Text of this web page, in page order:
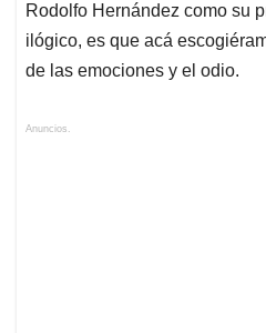
Rodolfo Hernández como su
ilógico, es que acá
de las emociones y el odio.
Anuncios.